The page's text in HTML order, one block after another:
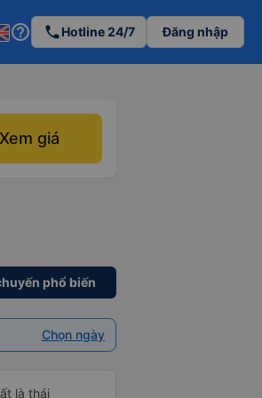
help_outline phoneHotline 24/7 Đăng nhập
Xem giá
phổ biến
Chọn ngày
là thái